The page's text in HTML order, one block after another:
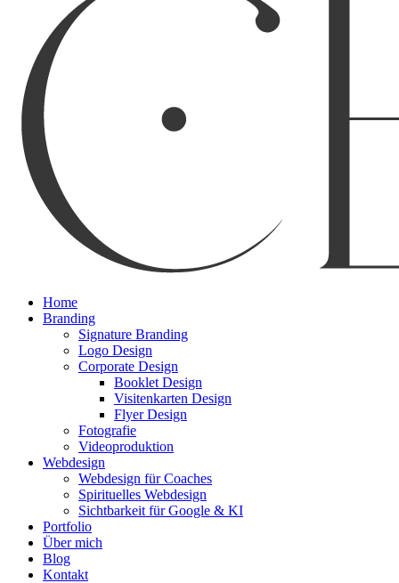
Menu
Home
Branding
Signature Branding
Logo Design
Corporate Design
Booklet Design
Visitenkarten Design
Flyer Design
Fotografie
Videoproduktion
Webdesign
Webdesign für Coaches
Spirituelles Webdesign
Sichtbarkeit für Google & KI
Portfolio
Über mich
Blog
Kontakt